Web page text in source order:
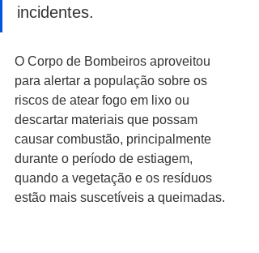
incidentes.
O Corpo de Bombeiros aproveitou
para alertar a população sobre os
riscos de atear fogo em lixo ou
descartar materiais que possam
causar combustão, principalmente
durante o período de estiagem,
quando a vegetação e os resíduos
estão mais suscetíveis a queimadas.